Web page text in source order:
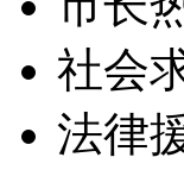
社会
法律